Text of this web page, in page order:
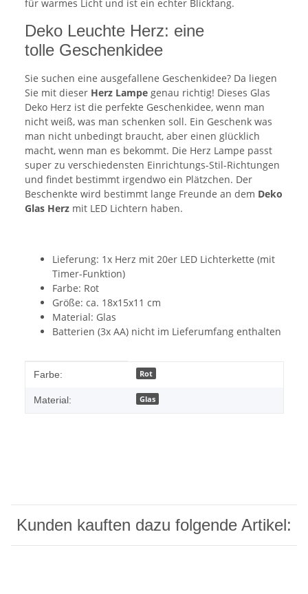
für warmes Licht und ist ein echter Blickfang.
Deko Leuchte Herz: eine
tolle Geschenkidee
Sie suchen eine ausgefallene Geschenkidee? Da liegen
Sie mit dieser Herz Lampe genau richtig! Dieses Glas
Deko Herz ist die perfekte Geschenkidee, wenn man
nicht weiß, was man schenken soll. Ein Geschenk was
man nicht unbedingt braucht, aber einen glücklich
macht, wenn man es bekommt. Die Herz Lampe passt
super zu verschiedensten Einrichtungs-Stil-Richtungen
und findet bestimmt irgendwo ein Plätzchen. Der
Beschenkte wird bestimmt lange Freunde an dem Deko
Glas Herz mit LED Lichtern haben.
Lieferung: 1x Herz mit 20er LED Lichterkette (mit
Timer-Funktion)
Farbe: Rot
Größe: ca. 18x15x11 cm
Material: Glas
Batterien (3x AA) nicht im Lieferumfang enthalten
Produkteigenschaft
Wert
Farbe: Rot
Material: Glas
Kunden kauften dazu folgende Artikel: